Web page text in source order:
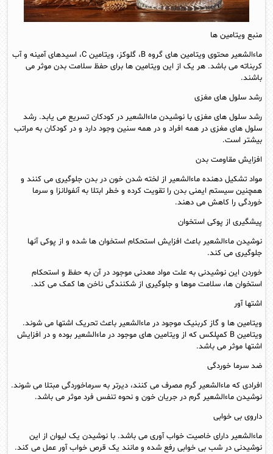
منبع ویتامین ها
ماءالشعیر محتوی ویتامین های گروه B، گلوکز، ویتامین C، اسیدهای آمینه و آب
کربناته می باشد. هر یک از این ویتامین ها برای حفظ سلامت بدن موثر می
باشند.
رشد سلول های مغزی
رشد سلول های مغزی با نوشیدن ماءالشعیر در کودکان تسریع می یابد. رشد
سلول های مغزی در همه افراد و در همه سنین وجود دارد و در کودکان به مراتب
بیشتر است.
افزایش مقاومت بدن
مواد تشکیل دهنده ماءالشعیر از لخته شدن خون در بدن جلوگیری می کنند و
همچنین سیستم ایمنی بدن را تقویت کرده و خطر ابتلا به آنفولانزا و سرما
خوردگی را کاهش می دهند.
پیشگیری از پوکی استخوان
نوشیدن ماءالشعیر باعث افزایش استحکام استخوان ها شده و از پوکی آنها
جلوگیری می کند.
خوردن این نوشیدنی به علت مواد معدنی موجود در آن به حفظ و استحکام
استخوان ها، سلامت موها و جلوگیری از شکنندگی ناخن ها کمک می کند.
اشتها آور
ویتامین ها و گاز کربنیک موجود در ماءالشعیر باعث تحریک اشتها می شوند.
ویتامین B کمپلکس که از ویتامین های موجود در ماءالشعیر بوده و در افزایش
اشتها موثر می باشد.
ضد سرما خوردگی
افرادی که ماءالشعیر گرم مصرف می کنند، دیرتر به سرماخوردگی مبتلا می شوند.
نوشیدن ماءالشعیر گرم در جریان خون و نحوه تنفس فرد موثر می باشد.
داروی بی خوابی
ماءالشعیر دارای خاصیت خواب آوری می باشد. با نوشیدن یک لیوان از این
نوشیدنی در شب بی خوابی رفع شده و مانند یک قرص خواب آور عمل می کند.